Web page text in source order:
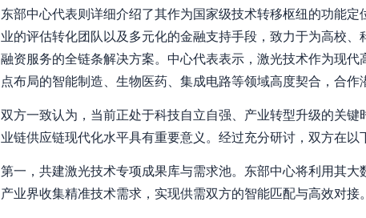
东部中心代表则详细介绍了其作为国家级技术转移枢纽的功能
业的评估转化团队以及多元化的金融支持手段，致力于为高校
融资服务的全链条解决方案。中心代表表示，激光技术作为现
点布局的智能制造、生物医药、集成电路等领域高度契合，合作
双方一致认为，当前正处于科技自立自强、产业转型升级的关
业链供应链现代化水平具有重要意义。经过充分研讨，双方在以
第一，共建激光技术专项成果库与需求池。东部中心将利用其
产业界收集精准技术需求，实现供需双方的智能匹配与高效对接。